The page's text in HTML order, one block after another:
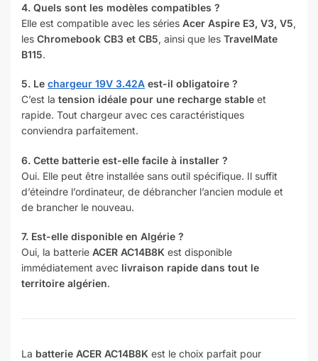
4. Quels sont les modèles compatibles ?
Elle est compatible avec les séries Acer Aspire E3, V3, V5,
les Chromebook CB3 et CB5, ainsi que les TravelMate
B115.
5. Le chargeur 19V 3.42A est-il obligatoire ?
C’est la tension idéale pour une recharge stable et
rapide. Tout chargeur avec ces caractéristiques
conviendra parfaitement.
6. Cette batterie est-elle facile à installer ?
Oui. Elle peut être installée sans outil spécifique. Il suffit
d’éteindre l’ordinateur, de débrancher l’ancien module et
de brancher le nouveau.
7. Est-elle disponible en Algérie ?
Oui, la batterie ACER AC14B8K est disponible
immédiatement avec livraison rapide dans tout le
territoire algérien.
La batterie ACER AC14B8K est le choix parfait pour